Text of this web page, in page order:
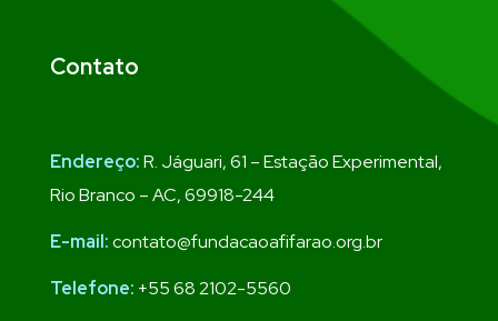
Contato
Endereço:R. Jáguari, 61 – Estação Experimental,
Rio Branco – AC, 69918-244
E-mail:contato@fundacaoafifarao.org.br
Telefone: +55 68 2102-5560